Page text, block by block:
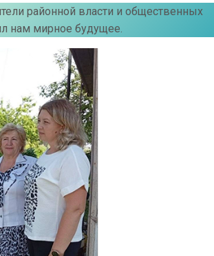
районной власти и общественных
нам мирное будущее.